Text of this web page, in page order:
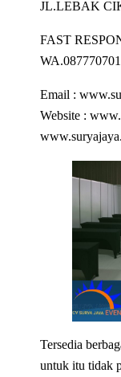
JL.LEBAK
FAST
Email :
Website :
Tersedia
untuk itu tidak